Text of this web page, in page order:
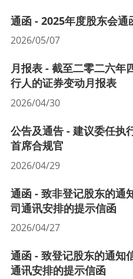
通函 - 2025年度股东会通
2026/05/07
月报表 - 截至二零二六年
行人的证券变动月报表
2026/04/30
公告及通告 - 建议委任执
首席合规官
2026/04/29
通函 - 致非登记股东的通
司通讯安排的提示信函
2026/04/27
通函 - 致登记股东的通知
通讯安排的提示信函